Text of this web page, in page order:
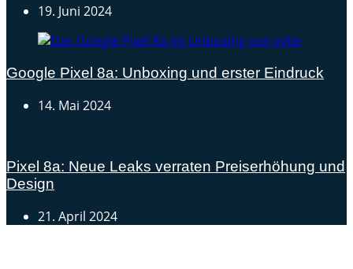
19. Juni 2024
Google Pixel 8a: Unboxing und erster Eindruck
14. Mai 2024
Pixel 8a: Neue Leaks verraten Preiserhöhung und
Design
21. April 2024